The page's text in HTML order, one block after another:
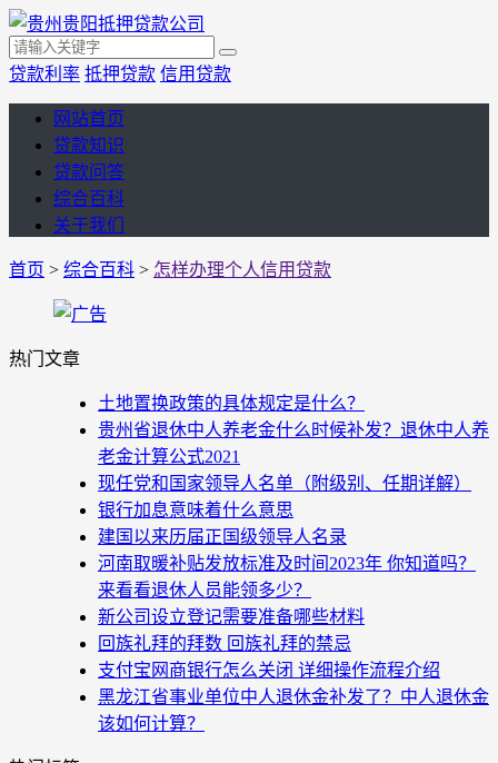
贷款利率 抵押贷款 信用贷款
网站首页
贷款知识
贷款问答
综合百科
关于我们
首页 > 综合百科 > 怎样办理个人信用贷款
热门文章
土地置换政策的具体规定是什么？
贵州省退休中人养老金什么时候补发？退休中人养
老金计算公式2021
现任党和国家领导人名单（附级别、任期详解）
银行加息意味着什么意思
建国以来历届正国级领导人名录
河南取暖补贴发放标准及时间2023年 你知道吗？
来看看退休人员能领多少？
新公司设立登记需要准备哪些材料
回族礼拜的拜数 回族礼拜的禁忌
支付宝网商银行怎么关闭 详细操作流程介绍
黑龙江省事业单位中人退休金补发了？中人退休金
该如何计算？